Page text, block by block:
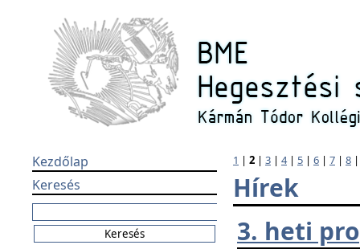
Kezdőlap
Keresés
1 | 2 | 3 | 4| 5 | 6 | 7 | 8
Hírek
3. heti